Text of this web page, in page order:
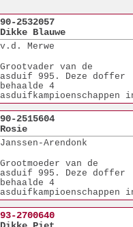
90-2532057
Dikke Blauwe
v.d. Merwe
Grootvader van de
asduif 995. Deze doffer
behaalde 4
Grootvader Mulko,
Mulko een supervlieg
duif met arsenaal aan
kopprijzen:
Winnaar 6. NAT NPO
1.  Harchies   2464d
1.  Strombeek   518d
1.  Hensies     534d
1.  Tours       197d
1.  St Quentin  294d
90-2515604
Rosie
Janssen-Arendonk
Grootmoeder van de
asduif 995. Deze doffer
behaalde 4
Grootvader Mulko,
Mulko een supervlieg
duif met arsenaal aan
93-2700640